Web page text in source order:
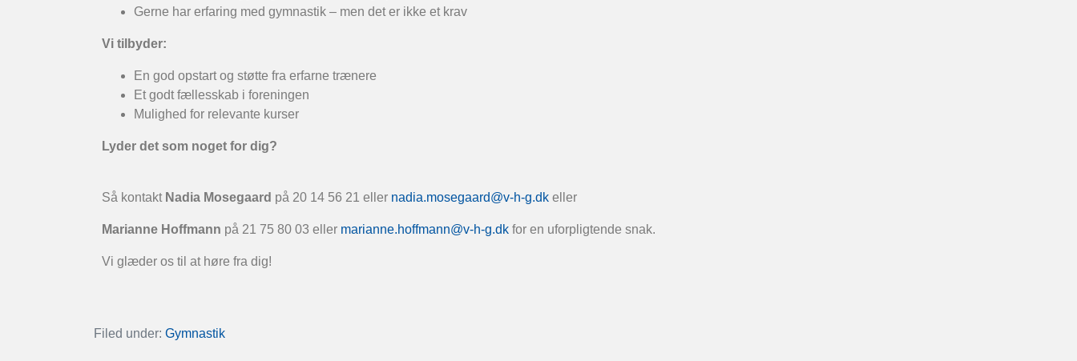
Gerne har erfaring med gymnastik – men det er ikke et krav
Vi tilbyder:
En god opstart og støtte fra erfarne trænere
Et godt fællesskab i foreningen
Mulighed for relevante kurser
Lyder det som noget for dig?
Så kontakt Nadia Mosegaard på 20 14 56 21 eller nadia.mosegaard@v-h-g.dk eller
Marianne Hoffmann på 21 75 80 03 eller marianne.hoffmann@v-h-g.dk for en uforpligtende snak.
Vi glæder os til at høre fra dig!
Filed under: Gymnastik